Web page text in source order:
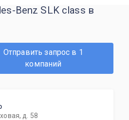
Benz SLK class в
Отправить запрос в 1
компаний
д. 58